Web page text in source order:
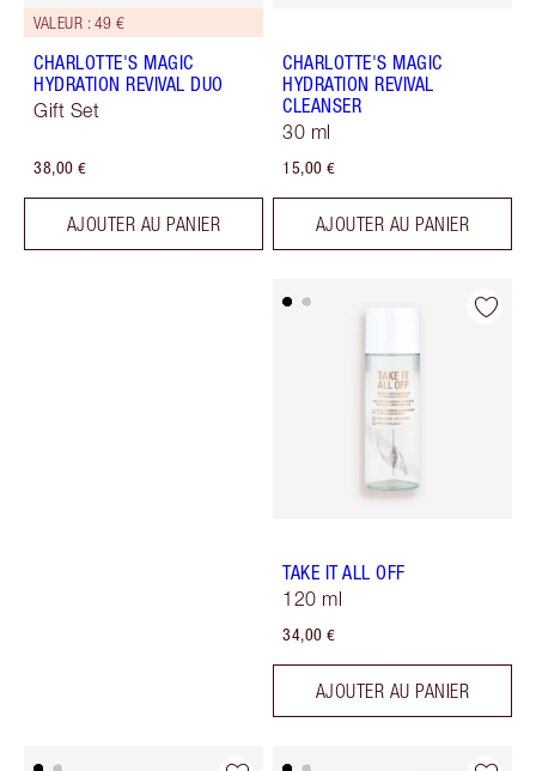
VALEUR : 49 €
CHARLOTTE'S MAGIC
HYDRATION REVIVAL DUO
Gift Set
38,00 €
AJOUTER AU PANIER
CHARLOTTE'S MAGIC
HYDRATION REVIVAL
CLEANSER
30 ml
15,00 €
AJOUTER AU PANIER
TAKE IT ALL OFF
120 ml
34,00 €
AJOUTER AU PANIER